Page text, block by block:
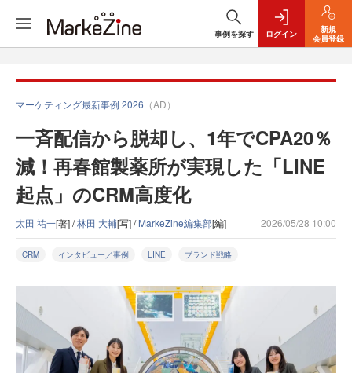
事例を探す ログイン
新規
会員登録
マーケティング最新事例 2026 （AD）
一斉配信から脱却し、1年でCPA20％
減！再春館製薬所が実現した「LINE
起点」のCRM高度化
太田 祐一[著] /林田 大輔[写] /MarkeZine編集部[編] 2026/05/28 10:00
CRM インタビュー／事例 LINE ブランド戦略